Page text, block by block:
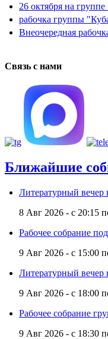
26 октября на
рабочка группы
Внеочередная
Связь с нами
Ближайшие
Литературный
8 Авг 2026 - с 20:15
Рабочее собрание
9 Авг 2026 - с 15:00
Литературный вечер
9 Авг 2026 - с 18:00
Рабочее собрание
9 Авг 2026 - с 18:30